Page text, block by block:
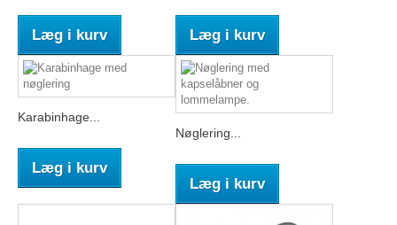
Læg i kurv Læg i kurv
Karabinhage...
Læg i kurv
Nøglering...
Læg i kurv